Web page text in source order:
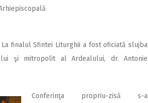
finalul Sfintei Liturghii a fost oficiată slujba
şi mitropolit al Ardealului, dr. Antonie
Conferinţa propriu-zisă s-a